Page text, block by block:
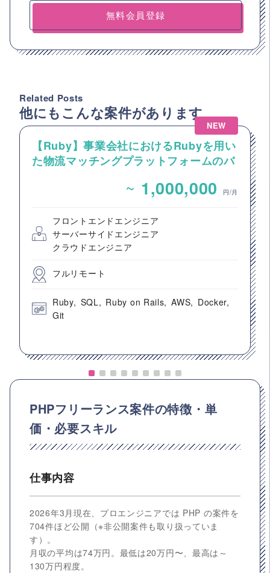
無料会員登録
Related Posts
他にもこんな案件があります
NEW
【Ruby】事業会社におけるRubyを用い
た物流マッチングプラットフォームのバ
~ 1,000,000 円/月
フロントエンドエンジニア
サーバーサイドエンジニア
クラウドエンジニア
フルリモート
Ruby SQL Ruby on Rails AWS
Docker
Git
PHPフリーランス案件の特徴・単
価・必要スキル
仕事内容
2026年3月現在、プロエンジニアでは PHP の案件を
704件ほど公開（※非公開案件も取り扱っていま
す）。
月収の平均は74万円。最低は20万円〜、最高は～
130万円程度。